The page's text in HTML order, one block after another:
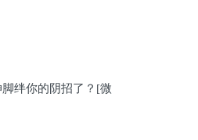
绊你的阴招了？[微